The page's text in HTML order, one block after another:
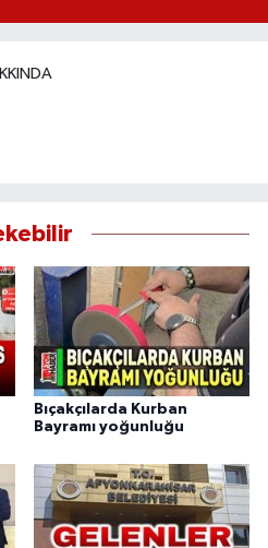
Bıçakçılarda Kurban
Bayramı yoğunluğu